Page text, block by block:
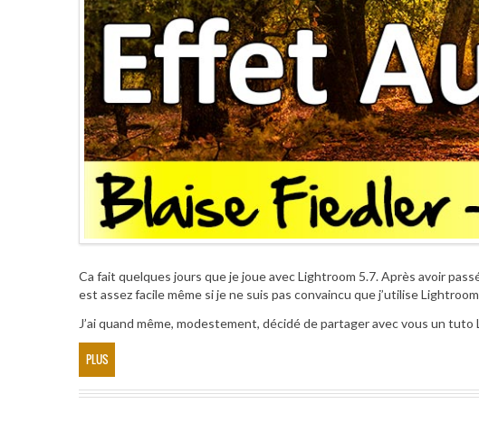
Ca fait quelques jours que je joue avec Lightroom 5.7. Après avoir
est assez facile même si je ne suis pas convaincu que j’utilise
J’ai quand même, modestement, décidé de partager avec vous un
PLUS